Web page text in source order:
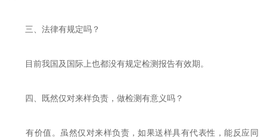
三、法律有规定吗？
目前我国及国际上也都没有规定检测报告有效期。
四、既然仅对来样负责，做检测有意义吗？
有价值。虽然仅对来样负责，如果送样具有代表性，能反应同